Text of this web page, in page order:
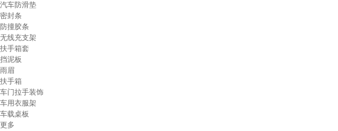
汽车防滑垫
密封条
防撞胶条
无线充支架
扶手箱套
挡泥板
雨眉
扶手箱
车门拉手装饰
车用衣服架
车载桌板
更多